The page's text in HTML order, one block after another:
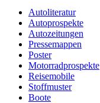
Autoliteratur
Autoprospekte
Autozeitungen
Pressemappen
Poster
Motorradprospekte
Reisemobile
Stoffmuster
Boote